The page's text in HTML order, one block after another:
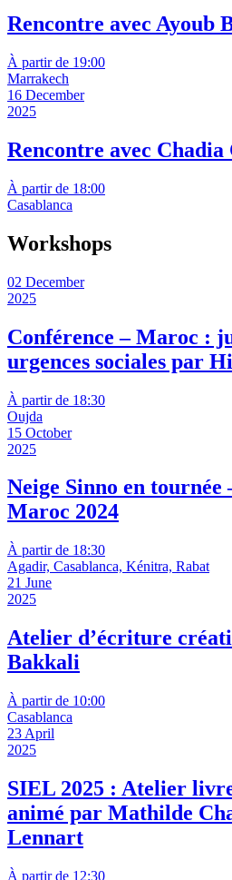
Rencontre avec Ayoub
À partir de 19:00
Marrakech
16 December
2025
Rencontre avec
À partir de 18:00
Casablanca
Workshops
02 December
2025
Conférence – Maroc :
urgences sociales par
À partir de 18:30
Oujda
15 October
2025
Neige Sinno en
Maroc 2024
À partir de 18:30
Agadir, Casablanca, Kénitra, Rabat
21 June
2025
Atelier d’écriture
Bakkali
À partir de 10:00
Casablanca
23 April
2025
SIEL 2025 : Atelier
animé par Mathilde
Lennart
À partir de 12:30